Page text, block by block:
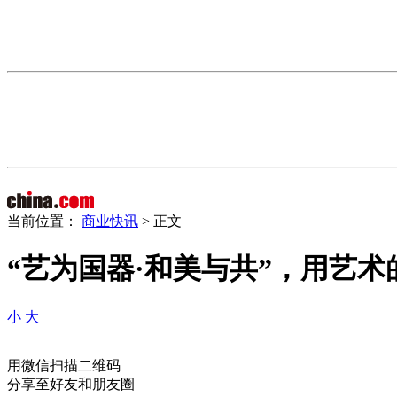
当前位置： 商业快讯 > 正文
“艺为国器·和美与共”，用艺
小 大
用微信扫描二维码
分享至好友和朋友圈